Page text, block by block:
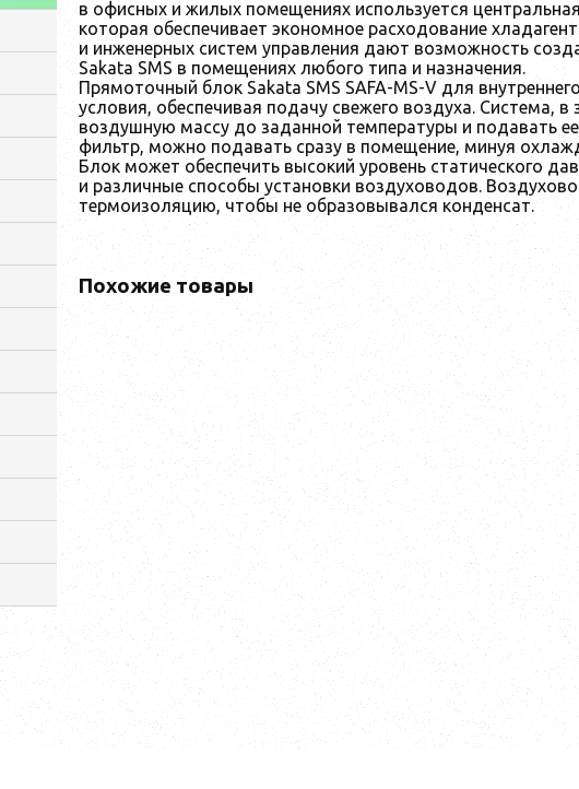
в офисных и жилых помещениях используется
которая обеспечивает экономное расходование
и инженерных систем управления дают возможность
Sakata SMS в помещениях любого типа и назначения.
Прямоточный блок Sakata SMS SAFA-MS-V для
условия, обеспечивая подачу свежего воздуха. Система,
воздушную массу до заданной температуры и подавать
фильтр, можно подавать сразу в помещение, минуя
Блок может обеспечить высокий уровень статического
и различные способы установки воздуховодов.
термоизоляцию, чтобы не образовывался конденсат.
Похожие товары